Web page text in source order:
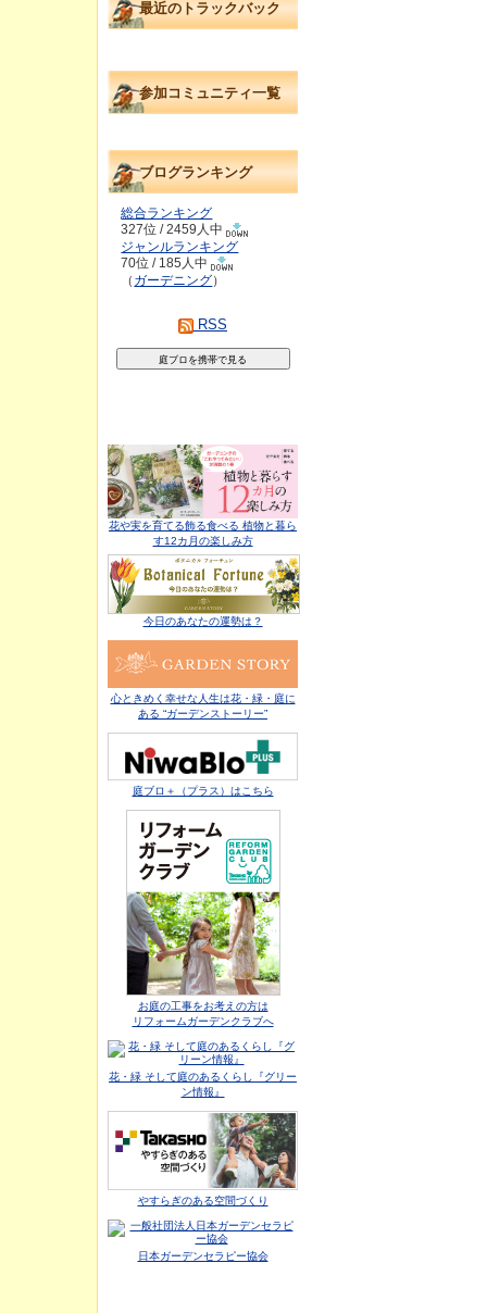
最近のトラックバック
参加コミュニティ一覧
ブログランキング
総合ランキング
327位 / 2459人中
ジャンルランキング
70位 / 185人中
（ ガーデニング）
RSS
花や実を育てる飾る食べる 植物と暮ら
す12カ月の楽しみ方
今日のあなたの運勢は？
心ときめく幸せな人生は花・緑・庭に
ある “ガーデンストーリー”
庭ブロ＋（プラス）はこちら
お庭の工事をお考えの方は
リフォームガーデンクラブへ
花・緑 そして庭のあるくらし『グリー
ン情報』
やすらぎのある空間づくり
日本ガーデンセラピー協会